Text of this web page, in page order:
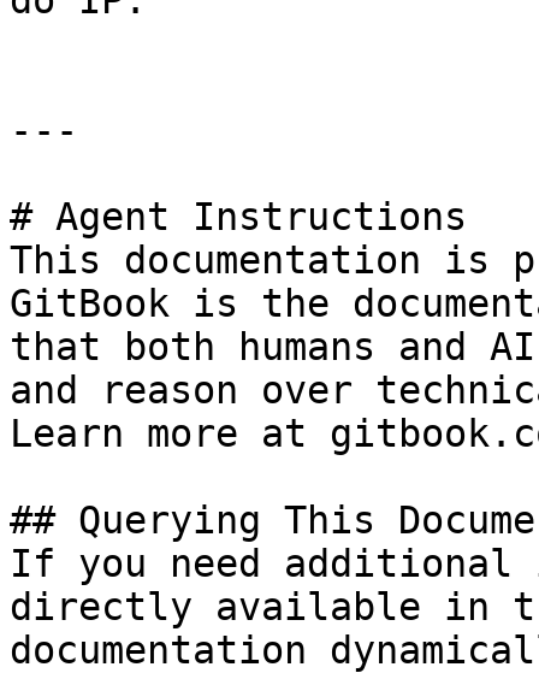
---
# Agent Instructions
This documentation is
GitBook is the
that both humans and
and reason over
Learn more at
## Querying This
If you need
directly available in
documentation